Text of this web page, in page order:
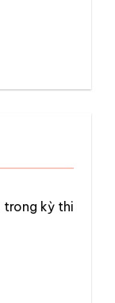
trong kỳ thi